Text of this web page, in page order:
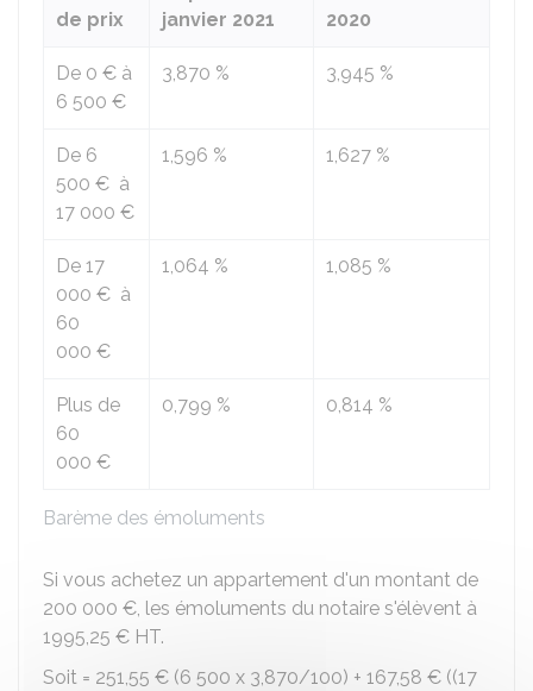
Barème des émoluments
de prix
janvier 2021
2020
De 0 € à
6 500 €
3,870 % 3,945 %
De 6
500 € à
17 000 €
1,596 % 1,627 %
De 17
000 € à
60
000 €
1,064 % 1,085 %
Plus de
60
000 €
0,799 % 0,814 %
Si vous achetez un appartement d'un montant de
200 000 €, les émoluments du notaire s'élèvent à
1995,25 € HT.
Soit = 251,55 € (6 500 x 3,870/100) + 167,58 € ((17